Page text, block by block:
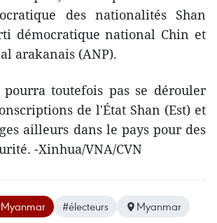
des nationalités Shan
démocratique national Chin et
arakanais (ANP).
toutefois pas se dérouler
de l'État Shan (Est) et
ailleurs dans le pays pour des
-Xinhua/VNA/CVN
#électeurs Myanmar